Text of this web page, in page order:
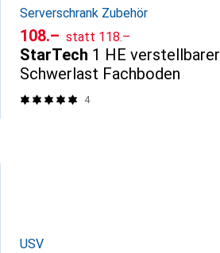
Serverschrank Zubehör
CHF
108.– statt CHF
118.–
StarTech 1 HE verstellbarer
Schwerlast Fachboden
4
USV